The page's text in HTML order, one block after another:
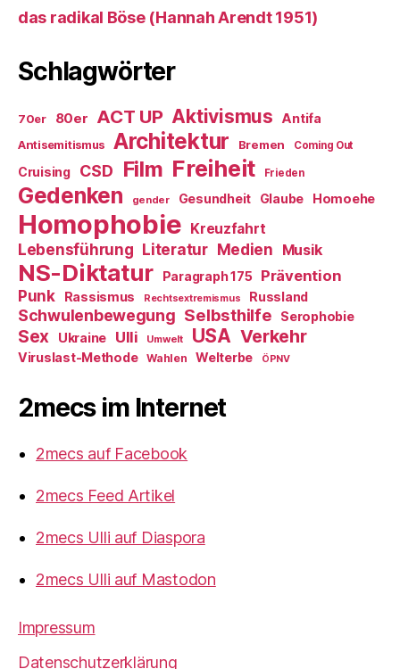
das radikal Böse (Hannah Arendt 1951)
Schlagwörter
70er 80er ACT UP Aktivismus Antifa
Antisemitismus Architektur Bremen Coming Out
Cruising CSD Film Freiheit Frieden
Gedenken gender Gesundheit Glaube Homoehe
Homophobie Kreuzfahrt
Lebensführung Literatur Medien Musik
NS-Diktatur Paragraph 175
Prävention
Punk
Rassismus Rechtsextremismus Russland
Schwulenbewegung Selbsthilfe Serophobie
Sex Ukraine Ulli Umwelt USA Verkehr
Viruslast-Methode Wahlen Welterbe ÖPNV
2mecs im Internet
2mecs auf Facebook
2mecs Feed Artikel
2mecs Ulli auf Diaspora
2mecs Ulli auf Mastodon
Impressum
Datenschutzerklärung